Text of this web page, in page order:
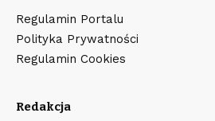
Regulamin Portalu
Polityka Prywatności
Regulamin Cookies
Redakcja